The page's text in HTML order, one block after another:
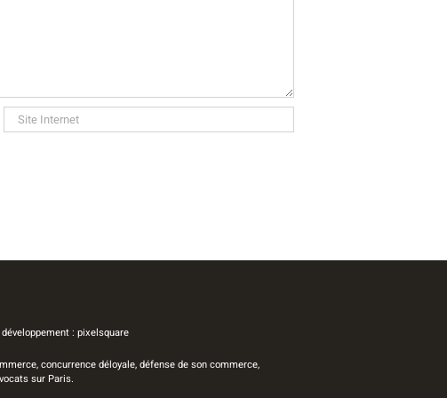
: pixelsquare
concurrence déloyale, défense de son commerce,
sur Paris.